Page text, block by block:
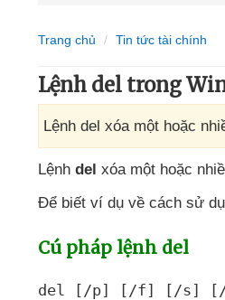
Trang chủ Tin tức tài chính
Lệnh del trong
Lệnh del xóa một hoặc
Lệnh del xóa một hoặc
Để biết ví dụ về cách sử
Cú pháp lệnh del
del [/p] [/f] [/s] [/q]